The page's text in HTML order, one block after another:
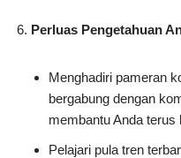
Perluas Pengetahuan
Menghadiri pameran
bergabung dengan
membantu Anda terus
Pelajari pula tren